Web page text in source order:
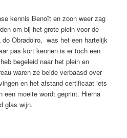
kennis Benoît en zoon weer zag
om bij het grote plein voor de
Obradoiro, was het een hartelijk
pas kort kennen is er toch een
begeleid naar het plein en
waren ze beide verbaasd over
en het afstand certificaat iets
moeite wordt geprint. Hierna
glas wijn.